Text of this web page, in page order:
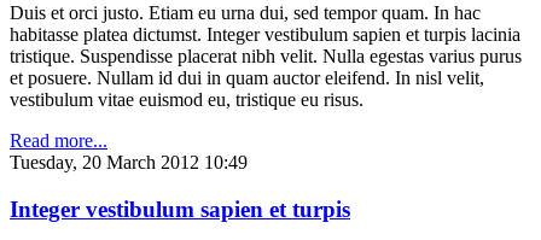
Duis et orci justo. Etiam eu urna dui, sed tempor quam. In hac
habitasse platea dictumst. Integer vestibulum sapien et turpis lacinia
tristique. Suspendisse placerat nibh velit. Nulla egestas varius purus
et posuere. Nullam id dui in quam auctor eleifend. In nisl velit,
vestibulum vitae euismod eu, tristique eu risus.
Read more...
Tuesday, 20 March 2012 10:49
Integer vestibulum sapien et turpis